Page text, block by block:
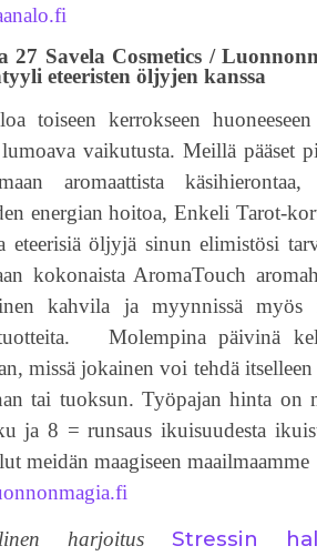
27 Savela Cosmetics /
eteeristen öljyjen kanssa
toiseen kerrokseen
vaikutusta. Meillä pääset
aromaattista käsihierontaa,
energian hoitoa, Enkeli Tarot-
eteerisiä öljyjä sinun elimistösi
kokonaista AromaTouch
kahvila ja myynnissä myös
Molempina päivinä
missä jokainen voi tehdä
tai tuoksun. Työpajan hinta on
ja 8 = runsaus ikuisuudesta
meidän maagiseen maailmaamme
harjoitus Stressin